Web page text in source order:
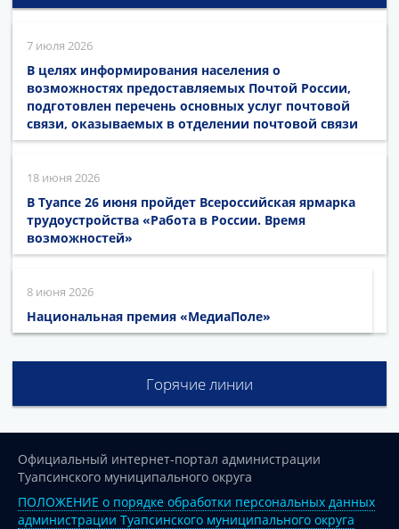
7 июля 2026
В целях информирования населения о
возможностях предоставляемых Почтой России,
подготовлен перечень основных услуг почтовой
связи, оказываемых в отделении почтовой связи
18 июня 2026
В Туапсе 26 июня пройдет Всероссийская ярмарка
трудоустройства «Работа в России. Время
возможностей»
8 июня 2026
Национальная премия «МедиаПоле»
Горячие линии
Официальный интернет-портал администрации
Туапсинского муниципального округа
ПОЛОЖЕНИЕ о порядке обработки персональных данных
администрации Туапсинского муниципального округа